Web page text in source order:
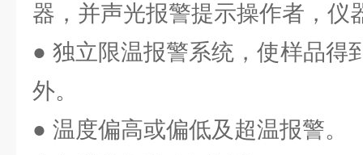
器，并声光报警提示操作者，仪
● 独立限温报警系统，使样品得
外。
● 温度偏高或偏低及超温报警。